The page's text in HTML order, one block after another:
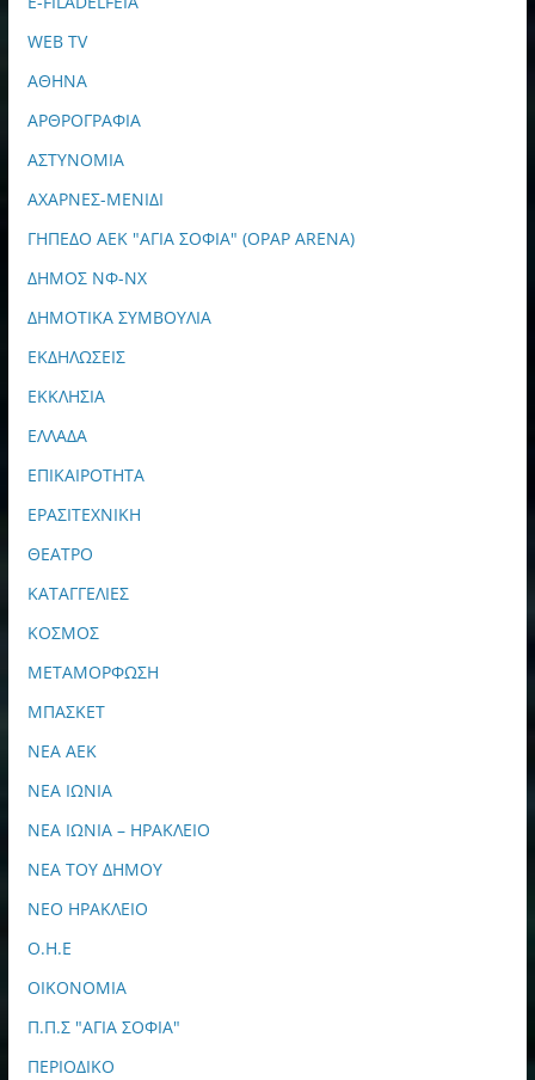
WEB TV
ΑΘΗΝΑ
ΑΡΘΡΟΓΡΑΦΙΑ
ΑΣΤΥΝΟΜΙΑ
ΑΧΑΡΝΕΣ-ΜΕΝΙΔΙ
ΓΗΠΕΔΟ ΑΕΚ "ΑΓΙΑ ΣΟΦΙΑ" (OPAP ARENA)
ΔΗΜΟΣ ΝΦ-ΝΧ
ΔΗΜΟΤΙΚΑ ΣΥΜΒΟΥΛΙΑ
ΕΚΔΗΛΩΣΕΙΣ
ΕΚΚΛΗΣΙΑ
ΕΛΛΑΔΑ
ΕΠΙΚΑΙΡΟΤΗΤΑ
ΕΡΑΣΙΤΕΧΝΙΚΗ
ΘΕΑΤΡΟ
ΚΑΤΑΓΓΕΛΙΕΣ
ΚΟΣΜΟΣ
ΜΕΤΑΜΟΡΦΩΣΗ
ΜΠΑΣΚΕΤ
ΝΕΑ ΑΕΚ
ΝΕΑ ΙΩΝΙΑ
ΝΕΑ ΙΩΝΙΑ – ΗΡΑΚΛΕΙΟ
ΝΕΑ ΤΟΥ ΔΗΜΟΥ
ΝΕΟ ΗΡΑΚΛΕΙΟ
Ο.Η.Ε
ΟΙΚΟΝΟΜΙΑ
Π.Π.Σ "ΑΓΙΑ ΣΟΦΙΑ"
ΠΕΡΙΟΔΙΚΟ